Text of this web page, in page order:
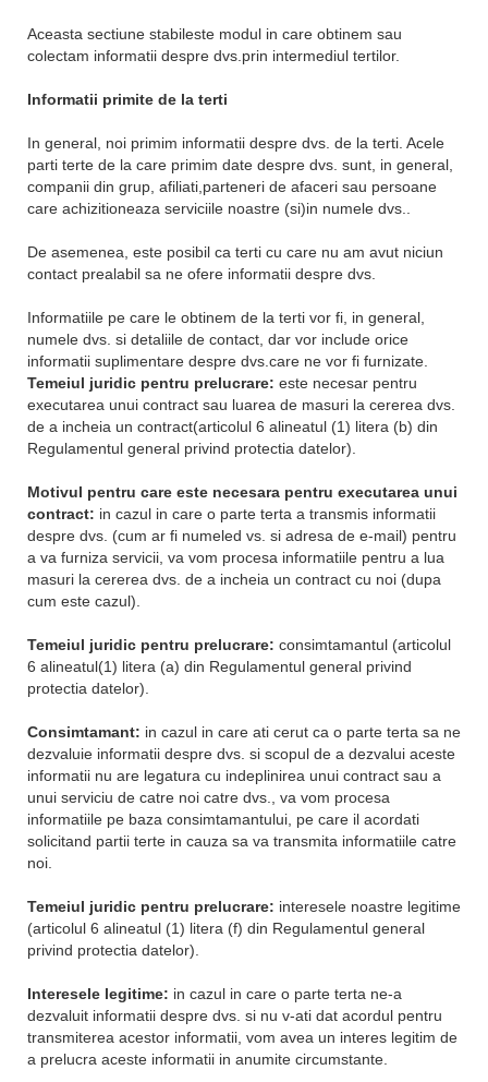
Aceasta sectiune stabileste modul in care obtinem sau
colectam informatii despre dvs.prin intermediul tertilor.
Informatii primite de la terti
In general, noi primim informatii despre dvs. de la terti. Acele
parti terte de la care primim date despre dvs. sunt, in general,
companii din grup, afiliati,parteneri de afaceri sau persoane
care achizitioneaza serviciile noastre (si)in numele dvs..
De asemenea, este posibil ca terti cu care nu am avut niciun
contact prealabil sa ne ofere informatii despre dvs.
Informatiile pe care le obtinem de la terti vor fi, in general,
numele dvs. si detaliile de contact, dar vor include orice
informatii suplimentare despre dvs.care ne vor fi furnizate.
Temeiul juridic pentru prelucrare: este necesar pentru
executarea unui contract sau luarea de masuri la cererea dvs.
de a incheia un contract(articolul 6 alineatul (1) litera (b) din
Regulamentul general privind protectia datelor).
Motivul pentru care este necesara pentru executarea unui
contract: in cazul in care o parte terta a transmis informatii
despre dvs. (cum ar fi numeled vs. si adresa de e-mail) pentru
a va furniza servicii, va vom procesa informatiile pentru a lua
masuri la cererea dvs. de a incheia un contract cu noi (dupa
cum este cazul).
Temeiul juridic pentru prelucrare: consimtamantul (articolul
6 alineatul(1) litera (a) din Regulamentul general privind
protectia datelor).
Consimtamant: in cazul in care ati cerut ca o parte terta sa ne
dezvaluie informatii despre dvs. si scopul de a dezvalui aceste
informatii nu are legatura cu indeplinirea unui contract sau a
unui serviciu de catre noi catre dvs., va vom procesa
informatiile pe baza consimtamantului, pe care il acordati
solicitand partii terte in cauza sa va transmita informatiile catre
noi.
Temeiul juridic pentru prelucrare: interesele noastre legitime
(articolul 6 alineatul (1) litera (f) din Regulamentul general
privind protectia datelor).
Interesele legitime: in cazul in care o parte terta ne-a
dezvaluit informatii despre dvs. si nu v-ati dat acordul pentru
transmiterea acestor informatii, vom avea un interes legitim de
a prelucra aceste informatii in anumite circumstante.